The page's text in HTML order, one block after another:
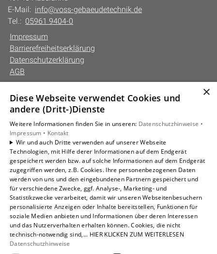
E-Mail: info@voss-gebaeudetechnik.de
Tel.: 05961 9404-0
Impressum
Barrierefreiheitserklärung
Datenschutzerklärung
AGB
Unsere Bereiche
Gewerbekunden
Karriere
Unternehmen
Kontakt
×
Diese Webseite verwendet Cookies und
andere (Dritt-)Dienste
Weitere Informationen finden Sie in unseren: Datenschutzhinweise •
Impressum • Kontakt
Wir und auch Dritte verwenden auf unserer Webseite
Technologien, mit Hilfe derer Informationen auf dem Endgerät
gespeichert werden bzw. auf solche Informationen auf dem Endgerät
zugegriffen werden, z.B. Cookies. Ihre personenbezogenen Daten
werden von uns und den eingebundenen Partnern gespeichert und
für verschiedene Zwecke, ggf. Analyse-, Marketing- und
Statistikzwecke verarbeitet, damit wir unseren Webseitenbesuchern
personalisierte Anzeigen oder Inhalte bereitstellen, Funktionen für
soziale Medien anbieten und Informationen über deren Interessen
und das Nutzerverhalten erhalten können. Cookies, die nicht
technisch-notwendig sind,... HIER KLICKEN ZUM WEITERLESEN
Datenschutzhinweise